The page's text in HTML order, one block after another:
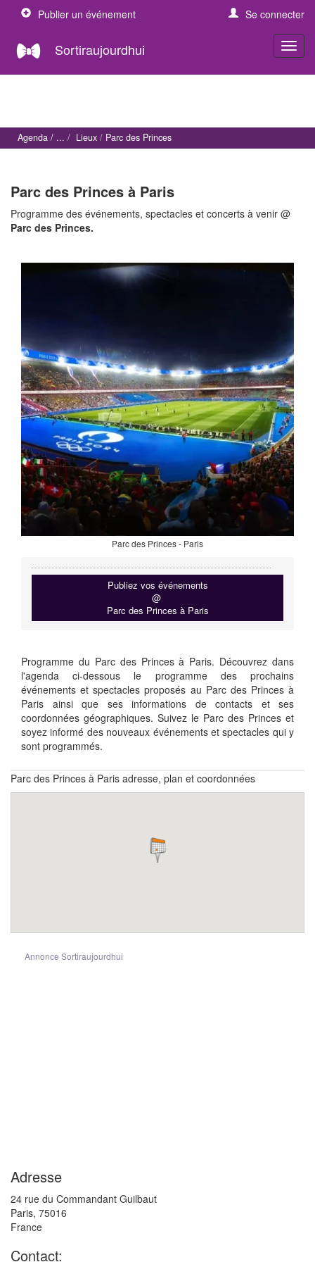
Publier un événement Se connecter
Sortiraujourdhui
Agenda Lieux Parc des Princes
Parc des Princes à Paris
Programme des événements, spectacles et concerts à venir @
Parc des Princes.
Parc des Princes - Paris
Publiez vos événements
@
Parc des Princes à Paris
Programme du Parc des Princes à Paris. Découvrez dans
l'agenda ci-dessous le programme des prochains
événements et spectacles proposés au Parc des Princes à
Paris ainsi que ses informations de contacts et ses
coordonnées géographiques. Suivez le Parc des Princes et
soyez informé des nouveaux événements et spectacles qui y
sont programmés.
Parc des Princes à Paris adresse, plan et coordonnées
Annonce Sortiraujourdhui
Adresse
24 rue du Commandant Guilbaut
Paris, 75016
France
Contact: